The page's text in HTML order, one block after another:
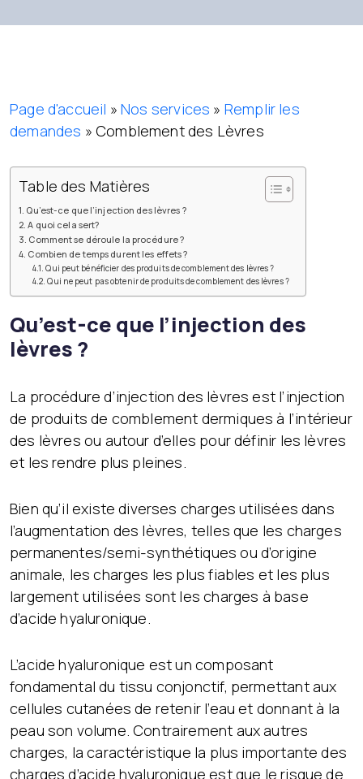
Page d'accueil »Nos services » Remplir les
demandes » Comblement des Lèvres
Table des Matières
Qu’est-ce que l’injection des lèvres ?
A quoi cela sert?
Comment se déroule la procédure ?
Combien de temps durent les effets ?
Qui peut bénéficier des produits de comblement des lèvres ?
Qui ne peut pas obtenir de produits de comblement des lèvres ?
Qu’est-ce que l’injection des
lèvres ?
La procédure d’injection des lèvres est l’injection
de produits de comblement dermiques à l’intérieur
des lèvres ou autour d’elles pour définir les lèvres
et les rendre plus pleines.
Bien qu’il existe diverses charges utilisées dans
l’augmentation des lèvres, telles que les charges
permanentes/semi-synthétiques ou d’origine
animale, les charges les plus fiables et les plus
largement utilisées sont les charges à base
d’acide hyaluronique.
L’acide hyaluronique est un composant
fondamental du tissu conjonctif, permettant aux
cellules cutanées de retenir l’eau et donnant à la
peau son volume. Contrairement aux autres
charges, la caractéristique la plus importante des
charges d’acide hyaluronique est que le risque de